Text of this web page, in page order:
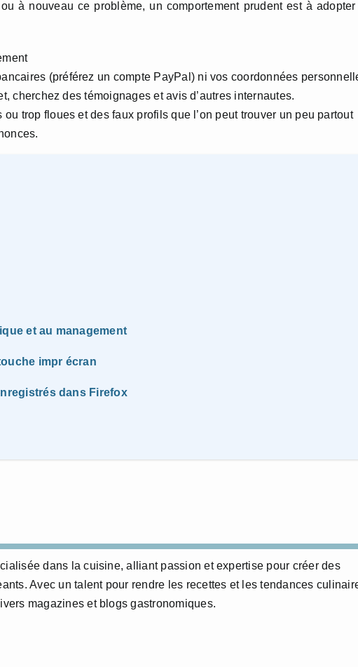
à nouveau ce problème, un comportement prudent est à
(préférez un compte PayPal) ni vos coordonnées
cherchez des témoignages et avis d’autres internautes.
trop floues et des faux profils que l’on peut trouver un peu partout
et au management
impr écran
dans Firefox
dans la cuisine, alliant passion et expertise pour créer des
Avec un talent pour rendre les recettes et les tendances
magazines et blogs gastronomiques.